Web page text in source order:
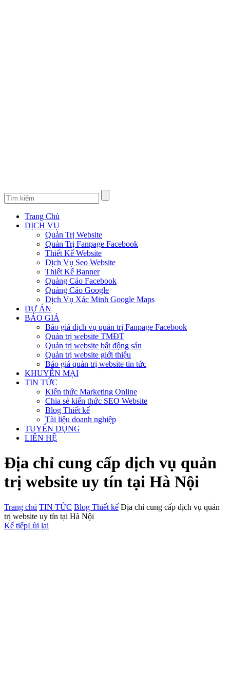
Trang Chủ
DỊCH VỤ
Quản Trị Website
Quản Trị Fanpage Facebook
Thiết Kế Website
Dịch Vụ Seo Website
Thiết Kế Banner
Quảng Cáo Facebook
Quảng Cáo Google
Dịch Vụ Xác Minh Google Maps
DỰ ÁN
BÁO GIÁ
Báo giá dịch vụ quản trị Fanpage Facebook
Quản trị website TMĐT
Quản trị website bất động sản
Quản trị website giới thiệu
Báo giá quản trị website tin tức
KHUYẾN MẠI
TIN TỨC
Kiến thức Marketing Online
Chia sẻ kiến thức SEO Website
Blog Thiết kế
Tài liệu doanh nghiệp
TUYỂN DỤNG
LIÊN HỆ
Địa chỉ cung cấp dịch vụ quản
trị website uy tín tại Hà Nội
Trang chủ TIN TỨC Blog Thiết kế Địa chỉ cung cấp dịch vụ quản
trị website uy tín tại Hà Nội
Kế tiếpLùi lại